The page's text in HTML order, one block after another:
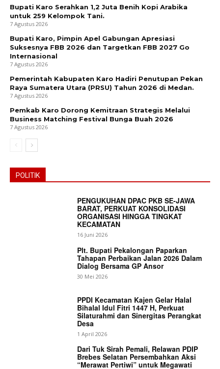
News Week
Magazine PRO
Bupati Karo Serahkan 1,2 Juta Benih Kopi Arabika
untuk 259 Kelompok Tani.
7 Agustus 2026
Bupati Karo, Pimpin Apel Gabungan Apresiasi
Suksesnya FBB 2026 dan Targetkan FBB 2027 Go
Internasional
7 Agustus 2026
Pemerintah Kabupaten Karo Hadiri Penutupan Pekan
Raya Sumatera Utara (PRSU) Tahun 2026 di Medan.
7 Agustus 2026
Pemkab Karo Dorong Kemitraan Strategis Melalui
Business Matching Festival Bunga Buah 2026
7 Agustus 2026
POLITIK
PENGUKUHAN DPAC PKB SE-JAWA
BARAT, PERKUAT KONSOLIDASI
ORGANISASI HINGGA TINGKAT
KECAMATAN
16 Juni 2026
Plt. Bupati Pekalongan Paparkan
Tahapan Perbaikan Jalan 2026 Dalam
Dialog Bersama GP Ansor
30 Mei 2026
PPDI Kecamatan Kajen Gelar Halal
Bihalal Idul Fitri 1447 H, Perkuat
Silaturahmi dan Sinergitas Perangkat
Desa
1 April 2026
Dari Tuk Sirah Pemali, Relawan PDIP
Brebes Selatan Persembahkan Aksi
“Merawat Pertiwi” untuk Megawati